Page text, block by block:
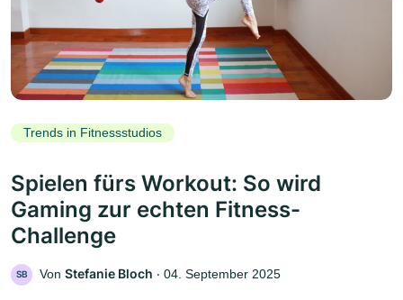
Trends in Fitnessstudios
Spielen fürs Workout: So wird
Gaming zur echten Fitness-
Challenge
SB Von Stefanie Bloch ‧ 04. September 2025